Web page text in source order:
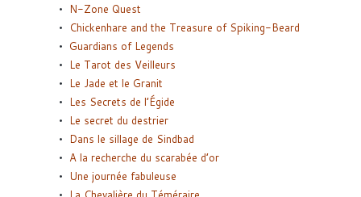
N-Zone Quest
Chickenhare and the Treasure of Spiking-Beard
Guardians of Legends
Le Tarot des Veilleurs
Le Jade et le Granit
Les Secrets de l’Égide
Le secret du destrier
Dans le sillage de Sindbad
A la recherche du scarabée d’or
Une journée fabuleuse